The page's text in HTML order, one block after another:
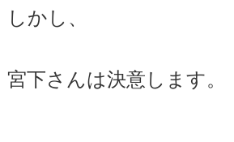
しかし、
宮下さんは決意します。